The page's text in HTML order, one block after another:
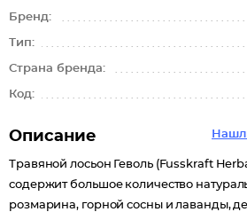
Бренд:
Тип:
Страна бренда:
Код:
Описание
Травяной лосьон Геволь (Fusskraft
содержит большое количество
розмарина, горной сосны и лаванды,